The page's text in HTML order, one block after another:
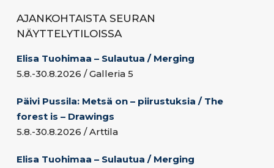
AJANKOHTAISTA SEURAN
NÄYTTELYTILOISSA
Elisa Tuohimaa – Sulautua / Merging
5.8.-30.8.2026 / Galleria 5
Päivi Pussila: Metsä on – piirustuksia / The
forest is – Drawings
5.8.-30.8.2026 / Arttila
Elisa Tuohimaa – Sulautua / Merging